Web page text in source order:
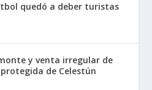
quedó a deber turistas
y venta irregular de
de Celestún